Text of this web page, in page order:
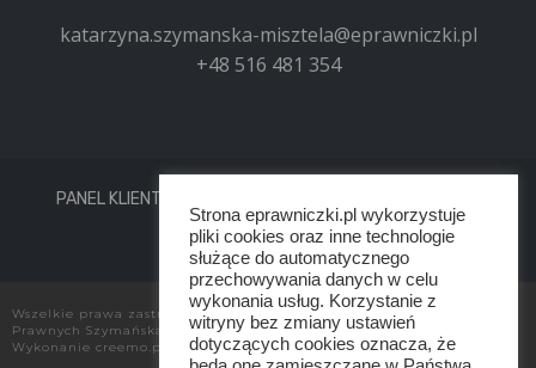
katarzyna.szymanska-misztela@eprawniczki.pl
+48 516 481 354
PANEL KLIENTA
KONTAKT
Wszelkie prawa zastrzeżone przez Kancelaria Adwokatów i Radców
Prawnych Szymańska Misztela Zwierzyńska
Wykonanie creemo.pl
Strona eprawniczki.pl wykorzystuje
pliki cookies oraz inne technologie
służące do automatycznego
przechowywania danych w celu
wykonania usług. Korzystanie z
witryny bez zmiany ustawień
dotyczących cookies oznacza, że